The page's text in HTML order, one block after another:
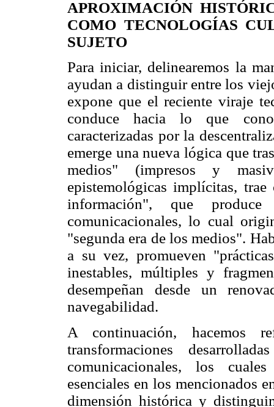
APROXIMACIÓN
COMO TECNOLOGÍAS
SUJETO
Para iniciar, delinearemos la
ayudan a distinguir entre los
expone que el reciente viraje
conduce hacia lo que
caracterizadas por la
emerge una nueva lógica que
medios" (impresos y
epistemológicas implícitas,
información", que
comunicacionales, lo cual
"segunda era de los medios".
a su vez, promueven
inestables, múltiples y
desempeñan desde un
navegabilidad.
A continuación, hacemos
transformaciones
comunicacionales, los
esenciales en los mencionados
dimensión histórica y